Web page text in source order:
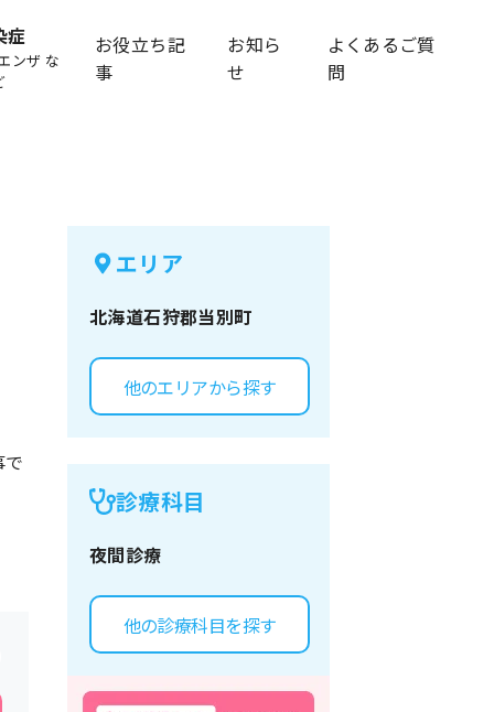
症
ンザ な
お役立ち記
事
お知ら
せ
よくあるご質
問
エリア
北海道石狩郡当別町
他のエリアから探す
診療科目
夜間診療
他の診療科目を探す